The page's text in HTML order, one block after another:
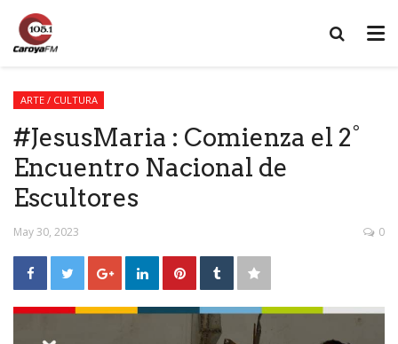
ARTE / CULTURA
#JesusMaria : Comienza el 2°
Encuentro Nacional de
Escultores
May 30, 2023 0